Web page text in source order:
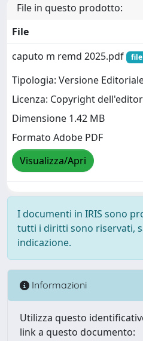
File in questo prodotto:
File
caputo m remd 2025.pdf
file
Tipologia: Versione
Licenza: Copyright
Dimensione 1.42 MB
Formato Adobe PDF
Visualizza/Apri
I documenti in IRIS sono
tutti i diritti sono riservati,
indicazione.
Informazioni
Utilizza questo
link a questo documento: